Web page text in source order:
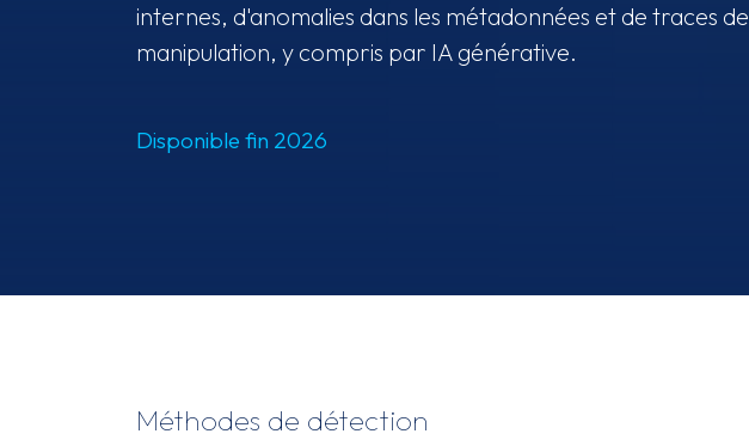
internes, d'anomalies dans les métadonnées et de traces de
manipulation, y compris par IA générative.
Disponible fin 2026
Méthodes de détection